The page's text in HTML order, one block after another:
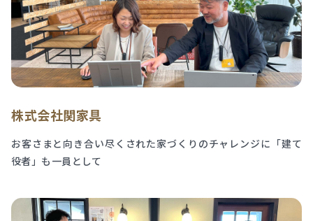
株式会社関家具
お客さまと向き合い尽くされた家づくりのチャレンジに「建て
役者」も一員として